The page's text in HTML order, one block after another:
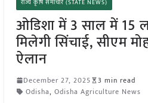
राज्य कृषि समाचार (STATE NEWS)
ओडिशा में 3 साल में 15
मिलेगी सिंचाई, सीएम
ऐलान
December 27, 2025
3 min read
Odisha, Odisha Agriculture News